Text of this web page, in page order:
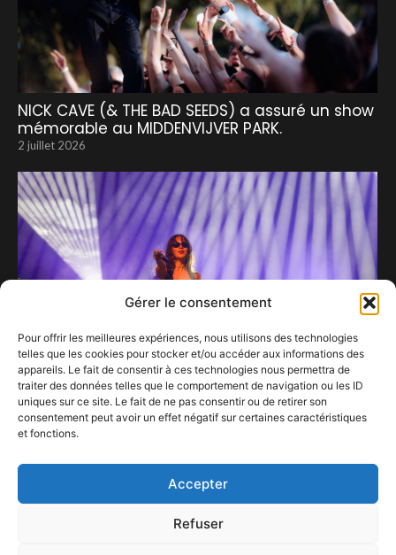
Gérer le consentement
Pour offrir les meilleures expériences, nous utilisons des technologies
telles que les cookies pour stocker et/ou accéder aux informations des
appareils. Le fait de consentir à ces technologies nous permettra de
traiter des données telles que le comportement de navigation ou les ID
uniques sur ce site. Le fait de ne pas consentir ou de retirer son
consentement peut avoir un effet négatif sur certaines caractéristiques
et fonctions.
Accepter
Refuser
NICK CAVE (& THE BAD SEEDS) a assuré un show
mémorable au MIDDENVIJVER PARK.
2 juillet 2026
Une soirée à fleur de peau avec Lovelace &
9 avril 2025